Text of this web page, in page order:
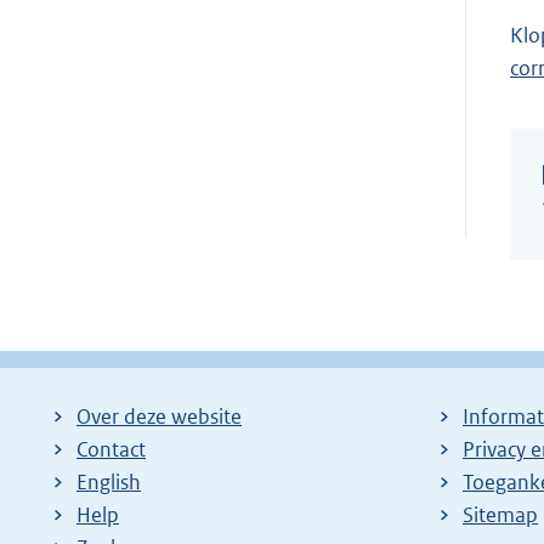
n
k
Over deze website
Contact
English
Help
Privacy
Sitemap